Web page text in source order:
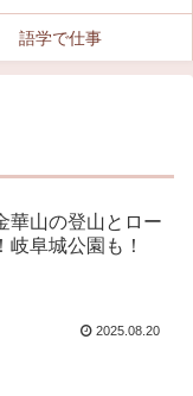
語学で仕事
華山の登山とロー
岐阜城公園も！
2025.08.20